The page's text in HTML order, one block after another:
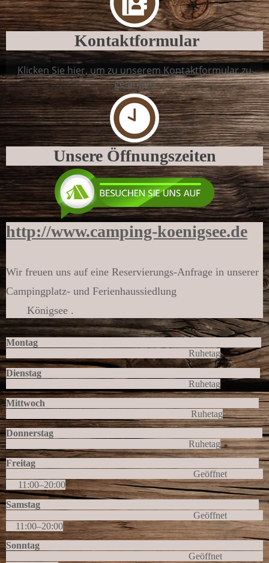
Kontakt­formular
Klicken Sie hier, um zu unserem Kontaktformular zu
gelangen
Unsere Öffnungs­zeiten
http://www.camping-koenigsee.de
Wir freuen uns auf eine Reser­vierungs-Anfrage in unserer
Camping­platz- und Ferien­haus­sied­lung
Königsee .
Montag
Ruhetag
Dienstag
Ruhetag
Mittwoch
Ruhetag
Donnerstag
Ruhetag
Freitag
Geöffnet
11:00–20:00
Samstag
Geöffnet
11 :00–20:00
Sonntag
Geöffnet